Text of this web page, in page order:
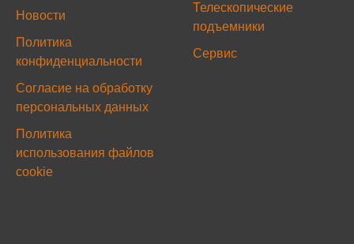
Новости
Политика
конфиденциальности
Согласие на обработку
персональных данных
Политика
использования файлов
cookie
Телескопические
подъемники
Сервис